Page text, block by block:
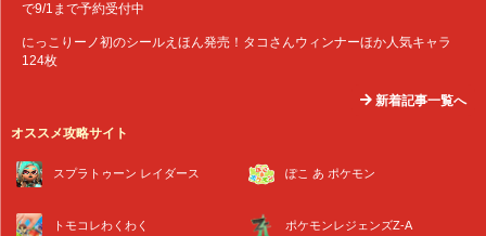
で9/1まで予約受付中
にっこりーノ初のシールえほん発売！タコさんウィンナーほか人気キャラ
124枚
新着記事一覧へ
オススメ攻略サイト
スプラトゥーン レイダース ぽこ あ ポケモン
トモコレわくわく ポケモンレジェンズZ-A